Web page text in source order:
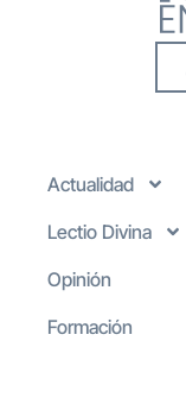
Actualidad
Lectio Divina
Opinión
Formación